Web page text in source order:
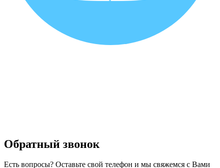
Обратный звонок
Есть вопросы? Оставьте свой телефон и мы свяжемся с Вами